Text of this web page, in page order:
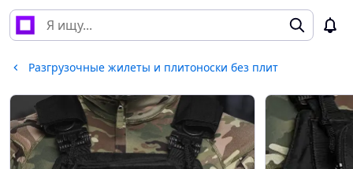
Разгрузочные жилеты и плитоноски без плит